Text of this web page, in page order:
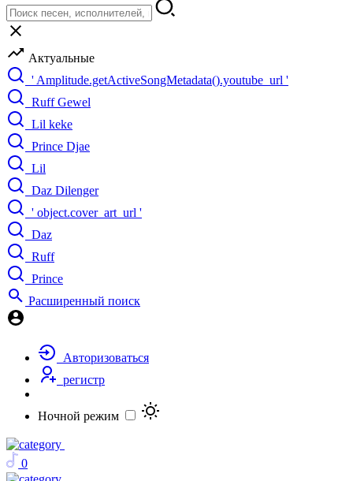
Актуальные
' Amplitude.getActiveSongMetadata().youtube_url '
Ruff Gewel
Lil keke
Prince Djae
Lil
Daz Dilenger
' object.cover_art_url '
Daz
Ruff
Prince
Расширенный поиск
Авторизоваться
регистр
Ночной режим
0